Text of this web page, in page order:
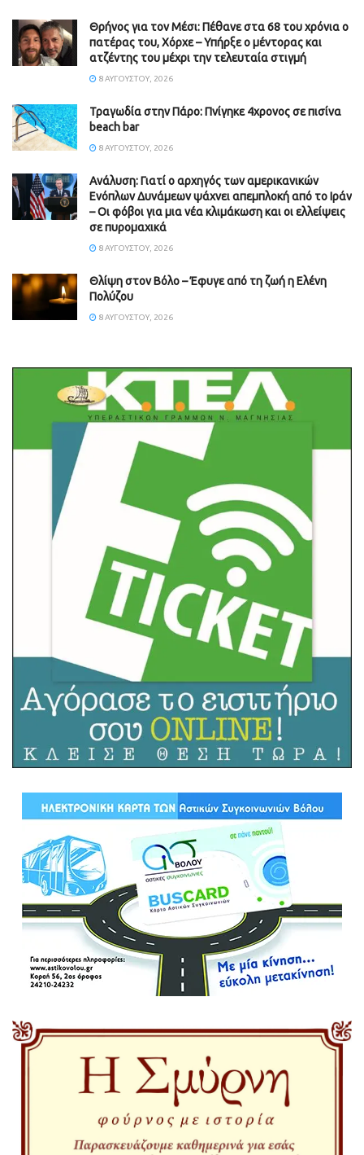
Θρήνος για τον Μέσι: Πέθανε στα 68 του χρόνια ο
πατέρας του, Χόρχε – Υπήρξε ο μέντορας και
ατζέντης του μέχρι την τελευταία στιγμή
8 ΑΥΓΟΎΣΤΟΥ, 2026
Τραγωδία στην Πάρο: Πνίγηκε 4χρονος σε πισίνα
beach bar
8 ΑΥΓΟΎΣΤΟΥ, 2026
Ανάλυση: Γιατί ο αρχηγός των αμερικανικών
Ενόπλων Δυνάμεων ψάχνει απεμπλοκή από το Ιράν
– Οι φόβοι για μια νέα κλιμάκωση και οι ελλείψεις
σε πυρομαχικά
8 ΑΥΓΟΎΣΤΟΥ, 2026
Θλίψη στον Βόλο – Έφυγε από τη ζωή η Ελένη
Πολύζου
8 ΑΥΓΟΎΣΤΟΥ, 2026